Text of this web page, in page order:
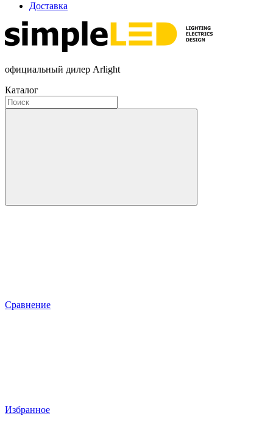
Доставка
официальный дилер Arlight
Каталог
Сравнение
Избранное